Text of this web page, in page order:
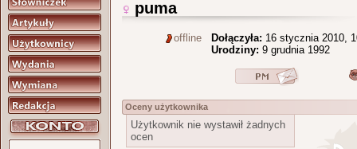
puma
offline Dołączyła: 16 stycznia 2010,
Urodziny: 9 grudnia 1992
Oceny użytkownika
Użytkownik nie wystawił żadnych
ocen